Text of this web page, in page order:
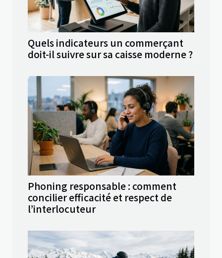
Quels indicateurs un commerçant
doit-il suivre sur sa caisse moderne ?
Phoning responsable : comment
concilier efficacité et respect de
l’interlocuteur